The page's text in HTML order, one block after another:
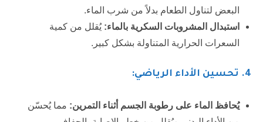
البعض لتناول الطعام بدلاً من شرب الماء.
استبدال المشروبات السكرية بالماء: يُقلل من كمية
السعرات الحرارية المتناولة بشكل كبير.
4. تحسين الأداء الرياضي:
يُحافظ الماء على رطوبة الجسم أثناء التمرين: مما يُحسّن